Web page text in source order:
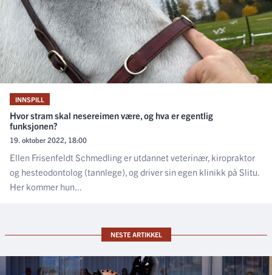
INNSPILL
Hvor stram skal nesereimen være, og hva er egentlig
funksjonen?
19. oktober 2022, 18:00
Ellen Frisenfeldt Schmedling er utdannet veterinær, kiropraktor
og hesteodontolog (tannlege), og driver sin egen klinikk på Slitu.
Her kommer hun...
NESTE ARTIKKEL